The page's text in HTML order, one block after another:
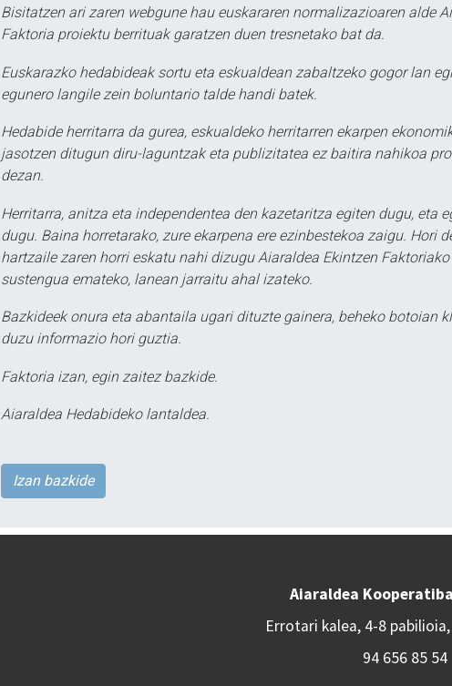
Bisitatzen ari zaren webgune hau euskararen normalizazioaren alde
Faktoria proiektu berrituak garatzen duen tresnetako bat da.
Euskarazko hedabideak sortu eta eskualdean zabaltzeko gogor lan
egunero langile zein boluntario talde handi batek.
Hedabide herritarra da gurea, eskualdeko herritarren ekarpen
jasotzen ditugun diru-laguntzak eta publizitatea ez baitira nahikoa
dezan.
Herritarra, anitza eta independentea den kazetaritza egiten dugu, eta
dugu. Baina horretarako, zure ekarpena ere ezinbestekoa zaigu. Hori
hartzaile zaren horri eskatu nahi dizugu Aiaraldea Ekintzen
sustengua emateko, lanean jarraitu ahal izateko.
Bazkideek onura eta abantaila ugari dituzte gainera, beheko botoian
duzu informazio hori guztia.
Faktoria izan, egin zaitez bazkide.
Aiaraldea Hedabideko lantaldea.
Izan bazkide
Aiaraldea
Errotari kalea, 4-8
94 656 85 54